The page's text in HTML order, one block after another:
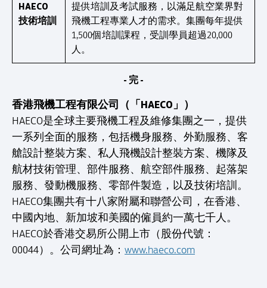
HAECO
技術培訓
提供培訓及考試服務，以滿足航空業界對
飛機工程專業人才的需求。集團每年提供
1,500個培訓課程，受訓學員超過20,000
人。
- 完 -
香港飛機工程有限公司（「HAECO」）
HAECO是全球主要飛機工程及維修集團之一，提供
一系列全面的服務，包括機身服務、外勤服務、客
艙設計整裝方案、私人飛機設計整裝方案、機隊及
航材技術管理、部件服務、航空部件服務、起落架
服務、發動機服務、零部件製造，以及技術培訓。
HAECO集團共有十八家附屬和聯營公司，在香港、
中國內地、新加坡和美國的僱員約一萬七千人。
HAECO於香港交易所公開上市（股份代號：
00044）。公司網址為： www.haeco.com